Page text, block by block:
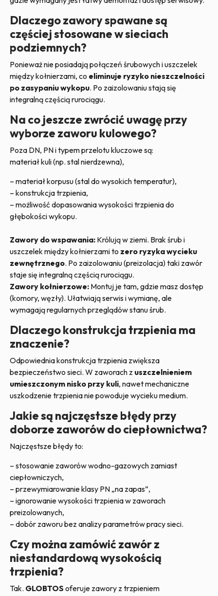
Dlaczego zawory spawane są
częściej stosowane w sieciach
podziemnych?
Ponieważ nie posiadają połączeń śrubowych i uszczelek
między kołnierzami, co eliminuje ryzyko nieszczelności
po zasypaniu wykopu. Po zaizolowaniu stają się
integralną częścią rurociągu.
Na co jeszcze zwrócić uwagę przy
wyborze zaworu kulowego?
Poza DN, PN i typem przelotu kluczowe są:
materiał kuli (np. stal nierdzewna),
– materiał korpusu (stal do wysokich temperatur),
– konstrukcja trzpienia,
– możliwość dopasowania wysokości trzpienia do
głębokości wykopu.
Zawory do wspawania: Królują w ziemi. Brak śrub i
uszczelek między kołnierzami to zero ryzyka wycieku
zewnętrznego. Po zaizolowaniu (preizolacja) taki zawór
staje się integralną częścią rurociągu.
Zawory kołnierzowe: Montuj je tam, gdzie masz dostęp
(komory, węzły). Ułatwiają serwis i wymianę, ale
wymagają regularnych przeglądów stanu śrub.
Dlaczego konstrukcja trzpienia ma
znaczenie?
Odpowiednia konstrukcja trzpienia zwiększa
bezpieczeństwo sieci. W zaworach z uszczelnieniem
umieszczonym nisko przy kuli, nawet mechaniczne
uszkodzenie trzpienia nie powoduje wycieku medium.
Jakie są najczęstsze błędy przy
doborze zaworów do ciepłownictwa?
Najczęstsze błędy to:
– stosowanie zaworów wodno-gazowych zamiast
ciepłowniczych,
– przewymiarowanie klasy PN „na zapas”,
– ignorowanie wysokości trzpienia w zaworach
preizolowanych,
– dobór zaworu bez analizy parametrów pracy sieci.
Czy można zamówić zawór z
niestandardową wysokością
trzpienia?
Tak. GLOBTOS oferuje zawory z trzpieniem